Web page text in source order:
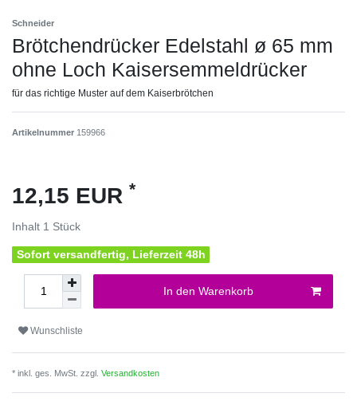
Schneider
Brötchendrücker Edelstahl ø 65 mm
ohne Loch Kaisersemmeldrücker
für das richtige Muster auf dem Kaiserbrötchen
Artikelnummer 159966
12,15 EUR *
Inhalt 1 Stück
Sofort versandfertig, Lieferzeit 48h
In den Warenkorb
Wunschliste
* inkl. ges. MwSt. zzgl. Versandkosten